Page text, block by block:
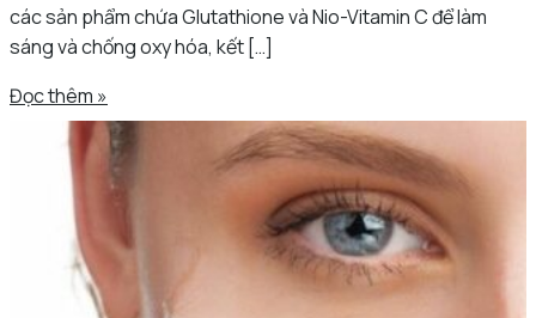
các sản phẩm chứa Glutathione và Nio-Vitamin C để làm
sáng và chống oxy hóa, kết […]
Đọc thêm »